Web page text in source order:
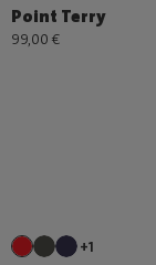
Point Terry
99,00 €
+1